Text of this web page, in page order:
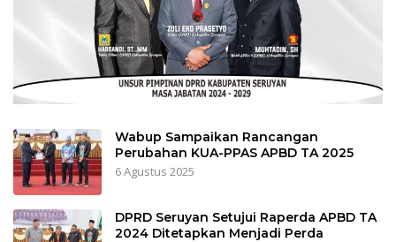
Wabup Sampaikan Rancangan
Perubahan KUA-PPAS APBD TA 2025
6 Agustus 2025
DPRD Seruyan Setujui Raperda APBD TA
2024 Ditetapkan Menjadi Perda